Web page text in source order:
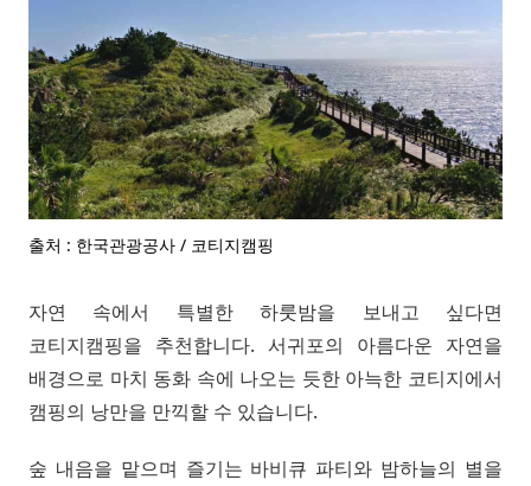
출처 : 한국관광공사 / 코티지캠핑
자연 속에서 특별한 하룻밤을 보내고 싶다면
코티지캠핑을 추천합니다. 서귀포의 아름다운 자연을
배경으로 마치 동화 속에 나오는 듯한 아늑한 코티지에서
캠핑의 낭만을 만끽할 수 있습니다.
숲 내음을 맡으며 즐기는 바비큐 파티와 밤하늘의 별을